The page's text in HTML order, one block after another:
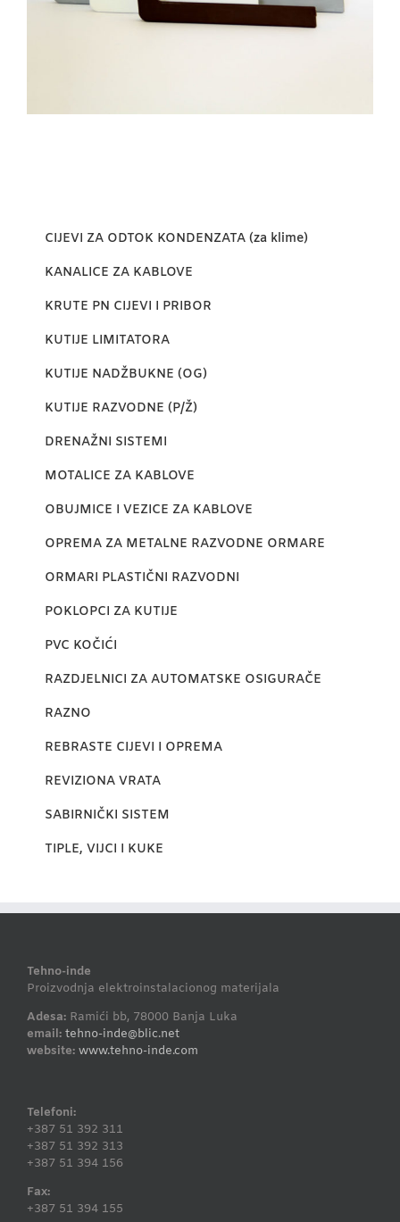
CIJEVI ZA ODTOK KONDENZATA (za klime)
KANALICE ZA KABLOVE
KRUTE PN CIJEVI I PRIBOR
KUTIJE LIMITATORA
KUTIJE NADŽBUKNE (OG)
KUTIJE RAZVODNE (P/Ž)
DRENAŽNI SISTEMI
MOTALICE ZA KABLOVE
OBUJMICE I VEZICE ZA KABLOVE
OPREMA ZA METALNE RAZVODNE ORMARE
ORMARI PLASTIČNI RAZVODNI
POKLOPCI ZA KUTIJE
PVC KOČIĆI
RAZDJELNICI ZA AUTOMATSKE OSIGURAČE
RAZNO
REBRASTE CIJEVI I OPREMA
REVIZIONA VRATA
SABIRNIČKI SISTEM
TIPLE, VIJCI I KUKE
Tehno-inde
Proizvodnja elektroinstalacionog materijala
Adesa: Ramići bb, 78000 Banja Luka
email: tehno-inde@blic.net
website: www.tehno-inde.com
Telefoni:
+387 51 392 311
+387 51 392 313
+387 51 394 156
Fax:
+387 51 394 155